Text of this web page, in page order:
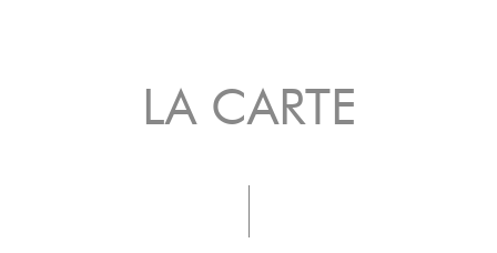
LA CARTE